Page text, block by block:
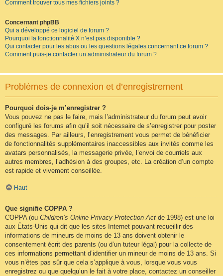
Comment trouver tous mes fichiers joints ?
Concernant phpBB
Qui a développé ce logiciel de forum ?
Pourquoi la fonctionnalité X n’est pas disponible ?
Qui contacter pour les abus ou les questions légales concernant ce forum ?
Comment puis-je contacter un administrateur du forum ?
Problèmes de connexion et d’enregistrement
Pourquoi dois-je m’enregistrer ?
Vous pouvez ne pas le faire, mais l’administrateur du forum peut avoir
configuré les forums afin qu’il soit nécessaire de s’enregistrer pour poster
des messages. Par ailleurs, l’enregistrement vous permet de bénéficier
de fonctionnalités supplémentaires inaccessibles aux invités comme les
avatars personnalisés, la messagerie privée, l’envoi de courriels aux
autres membres, l’adhésion à des groupes, etc. La création d’un compte
est rapide et vivement conseillée.
Haut
Que signifie COPPA ?
COPPA (ou Children’s Online Privacy Protection Act de 1998) est une loi
aux États-Unis qui dit que les sites Internet pouvant recueillir des
informations de mineurs de moins de 13 ans doivent obtenir le
consentement écrit des parents (ou d’un tuteur légal) pour la collecte de
ces informations permettant d’identifier un mineur de moins de 13 ans. Si
vous n’êtes pas sûr que cela s’applique à vous, lorsque vous vous
enregistrez ou que quelqu’un le fait à votre place, contactez un conseiller